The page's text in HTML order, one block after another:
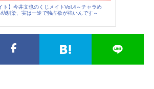
ト】今井文也のくじメイトVol.4～チャラめ
幼馴染、実は一途で独占欲が強いんです～